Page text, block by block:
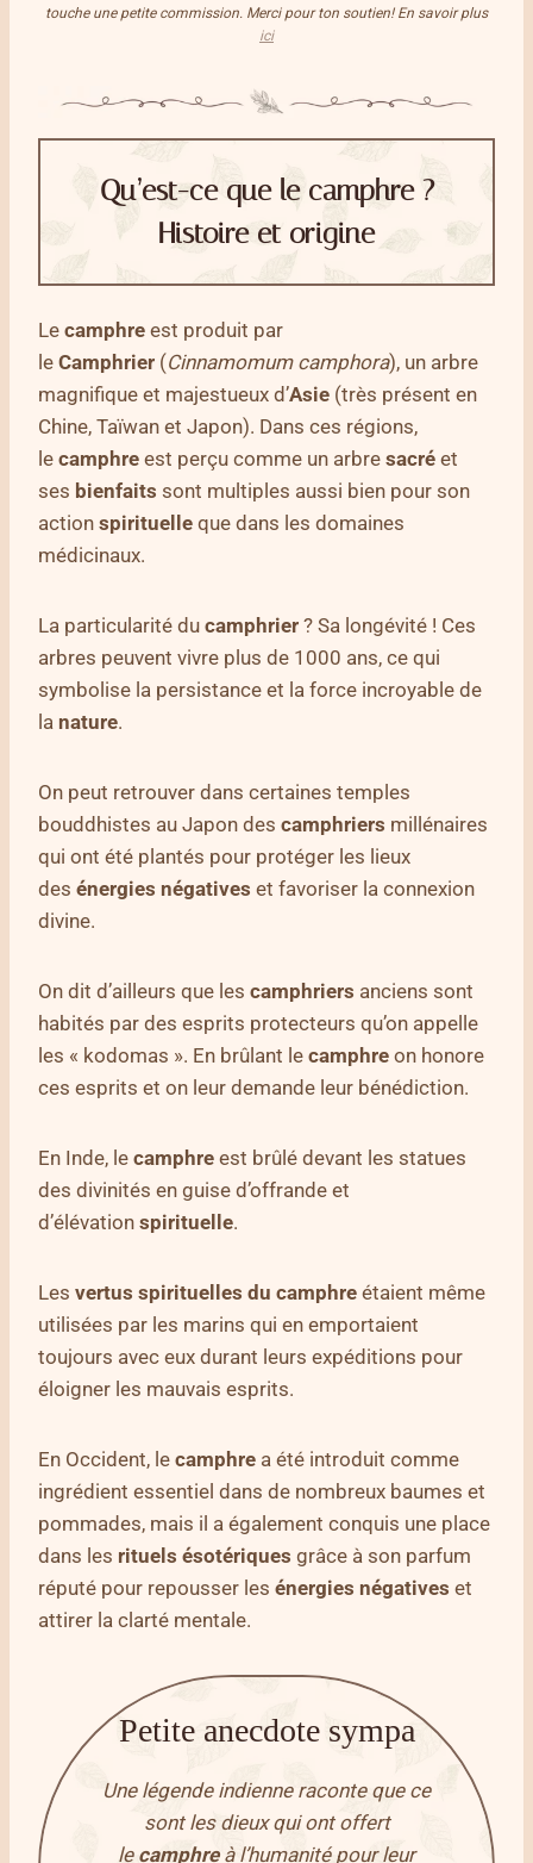
touche une petite commission. Merci pour ton soutien! En savoir plus
ici
Qu’est-ce que le camphre ?
Histoire et origine
Le camphre est produit par
le Camphrier (Cinnamomum camphora), un arbre
magnifique et majestueux d’Asie (très présent en
Chine, Taïwan et Japon). Dans ces régions,
le camphre est perçu comme un arbre sacré et
ses bienfaits sont multiples aussi bien pour son
action spirituelle que dans les domaines
médicinaux.
La particularité du camphrier ? Sa longévité ! Ces
arbres peuvent vivre plus de 1000 ans, ce qui
symbolise la persistance et la force incroyable de
la nature.
On peut retrouver dans certaines temples
bouddhistes au Japon des camphriers millénaires
qui ont été plantés pour protéger les lieux
des énergies négatives et favoriser la connexion
divine.
On dit d’ailleurs que les camphriers anciens sont
habités par des esprits protecteurs qu’on appelle
les « kodomas ». En brûlant le camphre on honore
ces esprits et on leur demande leur bénédiction.
En Inde, le camphre est brûlé devant les statues
des divinités en guise d’offrande et
d’élévation spirituelle.
Les vertus spirituelles du camphre étaient même
utilisées par les marins qui en emportaient
toujours avec eux durant leurs expéditions pour
éloigner les mauvais esprits.
En Occident, le camphre a été introduit comme
ingrédient essentiel dans de nombreux baumes et
pommades, mais il a également conquis une place
dans les rituels ésotériques grâce à son parfum
réputé pour repousser les énergies négatives et
attirer la clarté mentale.
Petite anecdote sympa
Une légende indienne raconte que ce
sont les dieux qui ont offert
le camphreà l’humanité pour leur